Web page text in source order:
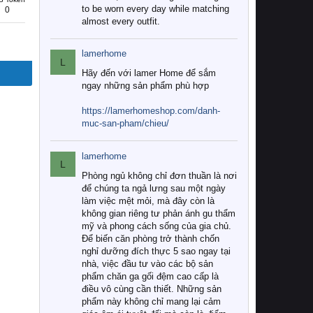
0
to be worn every day while matching
almost every outfit.
L
lamerhome
Hãy đến với lamer Home để sắm
ngay những sản phẩm phù hợp
https://lamerhomeshop.com/danh-
muc-san-pham/chieu/
L
lamerhome
Phòng ngủ không chỉ đơn thuần là nơi
để chúng ta ngả lưng sau một ngày
làm việc mệt mỏi, mà đây còn là
không gian riêng tư phản ánh gu thẩm
mỹ và phong cách sống của gia chủ.
Để biến căn phòng trở thành chốn
nghỉ dưỡng đích thực 5 sao ngay tại
nhà, việc đầu tư vào các bộ sản
phẩm chăn ga gối đệm cao cấp là
điều vô cùng cần thiết. Những sản
phẩm này không chỉ mang lại cảm